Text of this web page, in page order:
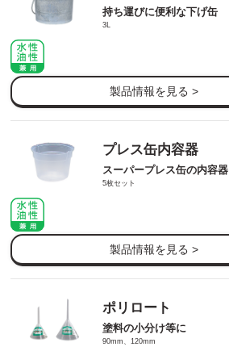
持ち運びに便利な下げ缶
3L
製品情報を見る >
プレス缶内容器
スーパープレス缶の内容器
5枚セット
製品情報を見る >
ポリロート
塗料の小分け等に
90mm、120mm